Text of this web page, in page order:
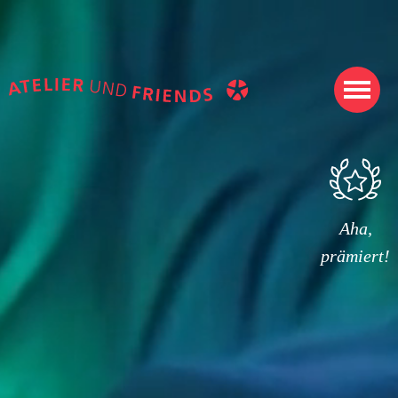
Aha,
prämiert!